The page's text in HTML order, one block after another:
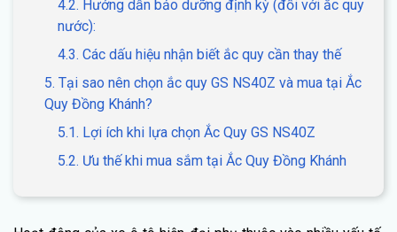
4.2. Hướng dẫn bảo dưỡng định kỳ (đối với ắc quy
nước):
4.3. Các dấu hiệu nhận biết ắc quy cần thay thế
5. Tại sao nên chọn ắc quy GS NS40Z và mua tại Ắc
Quy Đồng Khánh?
5.1. Lợi ích khi lựa chọn Ắc Quy GS NS40Z
5.2. Ưu thế khi mua sắm tại Ắc Quy Đồng Khánh